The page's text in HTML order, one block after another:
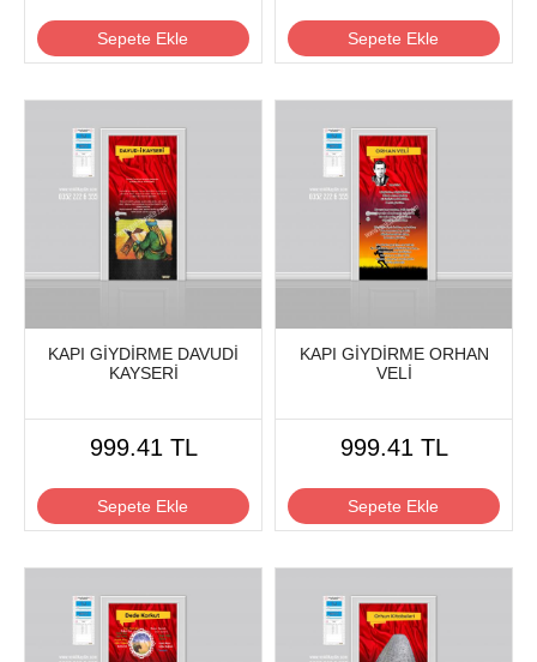
Sepete Ekle Sepete Ekle
KAPI GİYDİRME DAVUDİ
KAYSERİ
999.41 TL
Sepete Ekle
KAPI GİYDİRME ORHAN
VELİ
999.41 TL
Sepete Ekle